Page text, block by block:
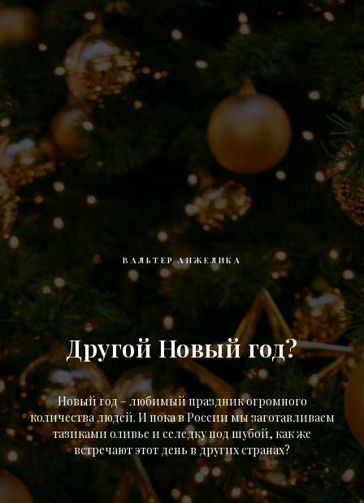
ВАЛЬТЕР АНЖЕЛИКА
Другой Новый год?
Новый год – любимый праздник огромного
количества людей. И пока в России мы заготавливаем
тазиками оливье и селедку под шубой, как же
встречают этот день в других странах?